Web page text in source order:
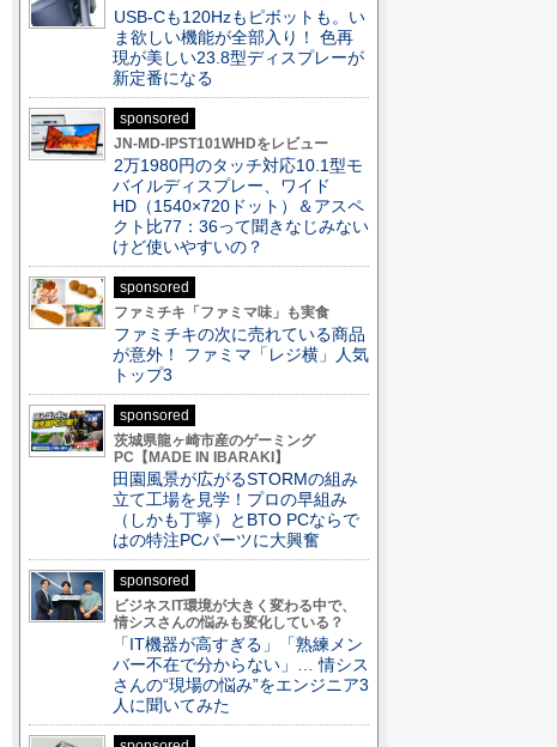
USB-Cも120Hzもピボットも。い
ま欲しい機能が全部入り！ 色再
現が美しい23.8型ディスプレーが
新定番になる
sponsored
JN-MD-IPST101WHDをレビュー
2万1980円のタッチ対応10.1型モ
バイルディスプレー、ワイド
HD（1540×720ドット）＆アスペ
クト比77：36って聞きなじみない
けど使いやすいの？
sponsored
ファミチキ「ファミマ味」も実食
ファミチキの次に売れている商品
が意外！ ファミマ「レジ横」人気
トップ3
sponsored
茨城県龍ヶ崎市産のゲーミング
PC【MADE IN IBARAKI】
田園風景が広がるSTORMの組み
立て工場を見学！プロの早組み
（しかも丁寧）とBTO PCならで
はの特注PCパーツに大興奮
sponsored
ビジネスIT環境が大きく変わる中で、
情シスさんの悩みも変化している？
「IT機器が高すぎる」「熟練メン
バー不在で分からない」… 情シス
さんの“現場の悩み”をエンジニア3
人に聞いてみた